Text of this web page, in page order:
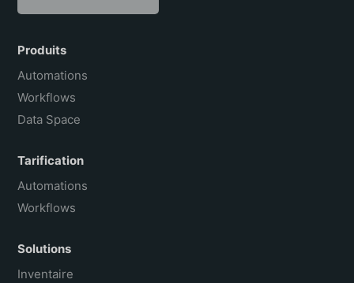
English
Español
Português do Brasil
Produits
Automations
Workflows
Data Space
Tarification
Automations
Workflows
Solutions
Inventaire